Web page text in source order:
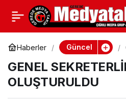
Haberler Güncel
GENEL
OLUŞTURULDU
GMYO MEZUNİYET
HEYECANI